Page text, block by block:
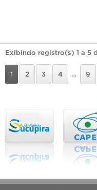
Exibindo registro(s) 1 a 5
1 2 3 4 … 9